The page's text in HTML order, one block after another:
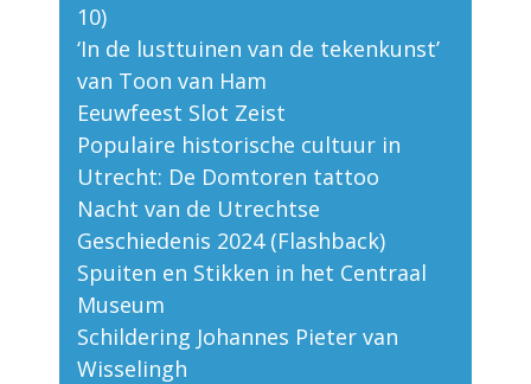
10)
‘In de lusttuinen van de tekenkunst’
van Toon van Ham
Eeuwfeest Slot Zeist
Populaire historische cultuur in
Utrecht: De Domtoren tattoo
Nacht van de Utrechtse
Geschiedenis 2024 (Flashback)
Spuiten en Stikken in het Centraal
Museum
Schildering Johannes Pieter van
Wisselingh